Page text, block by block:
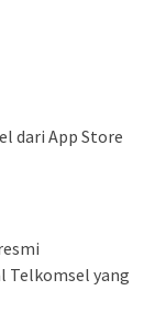
dari App Store
Telkomsel yang